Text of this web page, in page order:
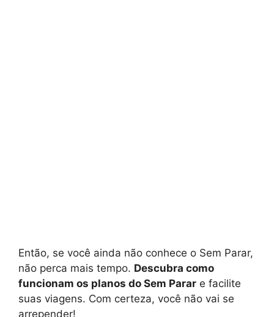
Então, se você ainda não conhece o Sem Parar,
não perca mais tempo. Descubra como
funcionam os planos do Sem Parar e facilite
suas viagens. Com certeza, você não vai se
arrepender!